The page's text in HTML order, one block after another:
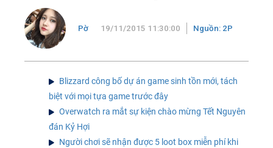
Pờ 19/11/2015 11:30:00 Nguồn: 2P
Blizzard công bố dự án game sinh tồn mới, tách
biệt với mọi tựa game trước đây
Overwatch ra mắt sự kiện chào mừng Tết Nguyên
đán Kỷ Hợi
Người chơi sẽ nhận được 5 loot box miễn phí khi